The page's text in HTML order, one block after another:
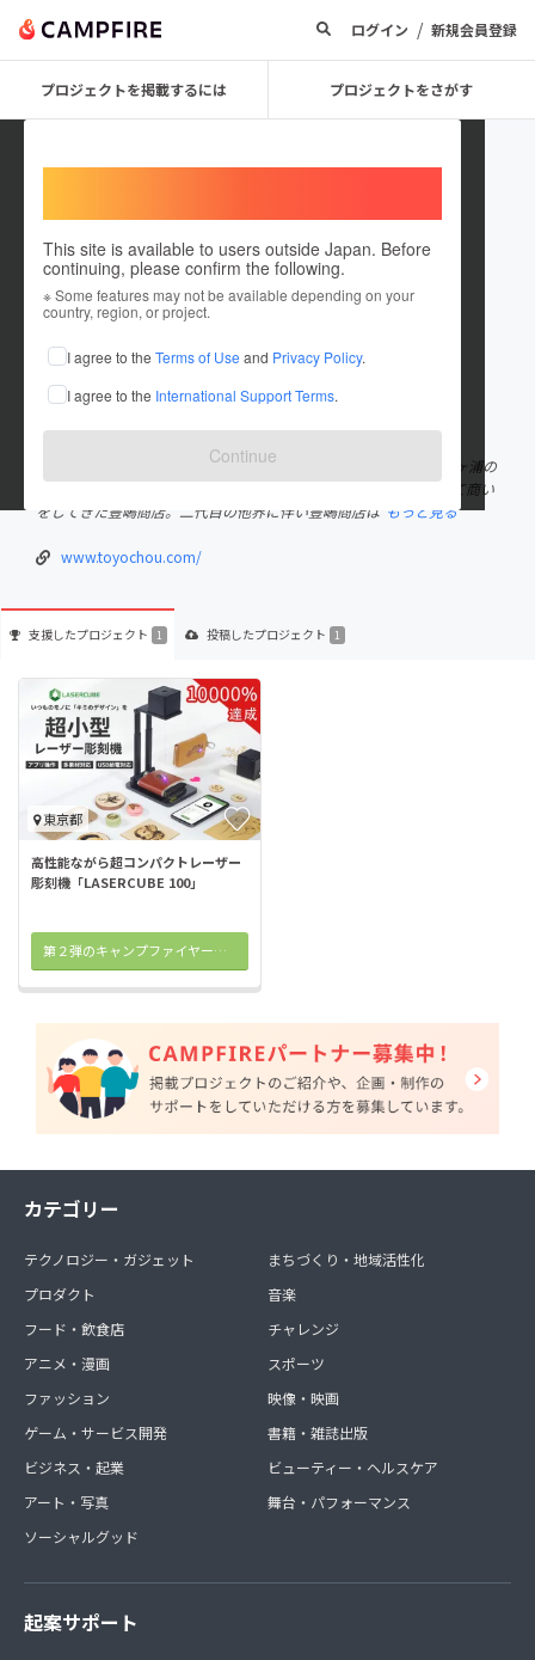
ログイン / 新規会員登録
プロジェクトを掲載するには プロジェクトをさがす
This site is available to users outside Japan. Before
continuing, please confirm the following.
※ Some features may not be available depending on your
country, region, or project.
I agree to the Terms of Use and Privacy Policy.
I agree to the International Support Terms.
Continue
TOYOCHOU
これまでに1回支援して1件のプロジェクトを投稿しています
在住国：日本 現在地：茨城県
出身国：日本 出身地：茨城県
☆鰻と炭火焼とよ長 代表の豊嶋英之です。 昭和二十七年、霞ヶ浦の
湖岸沿いで鰻と佃煮を生業に創業し、霞ケ浦の名産店の一つとして商い
をしてきた豊嶋商店。二代目の他界に伴い豊嶋商店は もっと見る
www.toyochou.com/
支援したプロジェクト 1 投稿したプロジェクト 1
東京都
高性能ながら超コンパクトレーザー
彫刻機「LASERCUBE 100」
第２弾のキャンプファイヤー特別価格実施中
カテゴリー
テクノロジー・ガジェット
プロダクト
フード・飲食店
アニメ・漫画
ファッション
ゲーム・サービス開発
ビジネス・起業
アート・写真
ソーシャルグッド
まちづくり・地域活性化
音楽
チャレンジ
スポーツ
映像・映画
書籍・雑誌出版
ビューティー・ヘルスケア
舞台・パフォーマンス
起案サポート